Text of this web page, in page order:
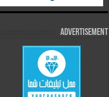
Advertisement